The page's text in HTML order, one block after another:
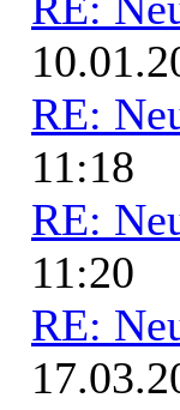
RE:
11:18
RE:
11:20
RE: